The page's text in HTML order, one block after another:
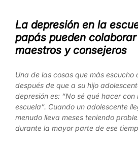
La depresión en la
papás pueden
maestros y consejeros
Una de las cosas que más escucho
después de que a su hijo
depresión es: “No sé qué hacer con
escuela”. Cuando un adolescente
menudo lleva meses teniendo
durante la mayor parte de ese